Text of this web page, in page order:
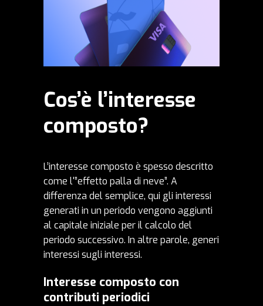
Cos’è l’interesse
composto?
L’interesse composto è spesso descritto
come l'”effetto palla di neve”. A
differenza del semplice, qui gli interessi
generati in un periodo vengono aggiunti
al capitale iniziale per il calcolo del
periodo successivo. In altre parole, generi
interessi sugli interessi.
Interesse composto con
contributi periodici